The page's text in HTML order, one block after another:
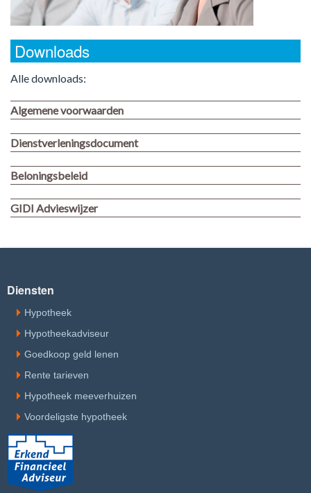
Downloads
Alle downloads:
Algemene voorwaarden
Dienstverleningsdocument
Beloningsbeleid
GIDI Advieswijzer
Diensten
Hypotheek
Hypotheekadviseur
Goedkoop geld lenen
Rente tarieven
Hypotheek meeverhuizen
Voordeligste hypotheek